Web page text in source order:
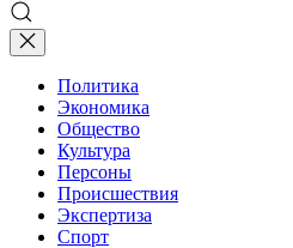
Политика
Экономика
Общество
Культура
Персоны
Происшествия
Экспертиза
Спорт